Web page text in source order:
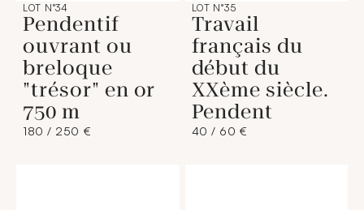
LOT N°34
Pendentif
ouvrant ou
breloque
"trésor" en or
750 m
180 / 250 €
LOT N°35
Travail
français du
début du
XXème siècle.
Pendent
40 / 60 €